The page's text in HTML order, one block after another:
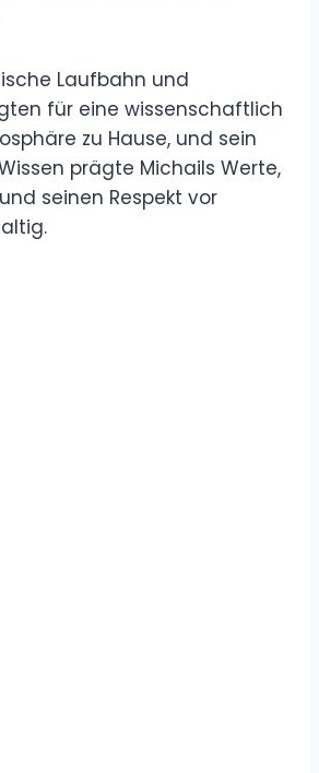
Laufbahn und
für eine wissenschaftlich
zu Hause, und sein
prägte Michails Werte,
seinen Respekt vor